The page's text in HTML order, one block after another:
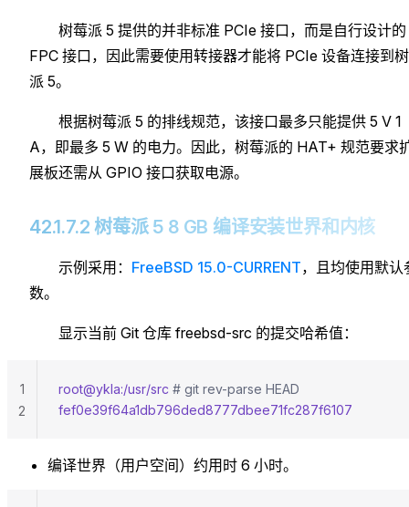
树莓派 5 提供的并非标准 PCIe 接口，而是自行设计的
FPC 接口，因此需要使用转接器才能将 PCIe 设备连接到
派 5。
根据树莓派 5 的排线规范，该接口最多只能提供 5 V 1
A，即最多 5 W 的电力。因此，树莓派的 HAT+ 规范要求
展板还需从 GPIO 接口获取电源。
42.1.7.2 树莓派 5 8 GB 编译安装世界和内核
示例采用： FreeBSD 15.0-CURRENT，且均使用默认
数。
显示当前 Git 仓库 freebsd-src 的提交哈希值：
root@ykla:/usr/src # git rev-parse HEAD
fef0e39f64a1db796ded8777dbee71fc287f6107
1
2
编译世界（用户空间）约用时 6 小时。